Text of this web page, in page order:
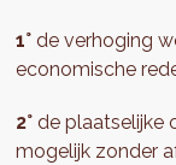
1°de verhoging
economische
2°de plaatselijke
mogelijk zonder